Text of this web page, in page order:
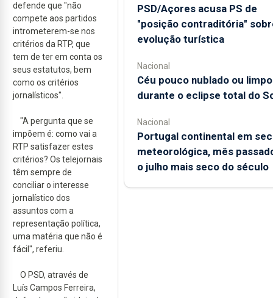
defende que "não
compete aos partidos
intrometerem-se nos
critérios da RTP, que
tem de ter em conta os
seus estatutos, bem
como os critérios
jornalísticos".
"A pergunta que se
impõem é: como vai a
RTP satisfazer estes
critérios? Os telejornais
têm sempre de
conciliar o interesse
jornalístico dos
assuntos com a
representação política,
uma matéria que não é
fácil", referiu.
O PSD, através de
Luís Campos Ferreira,
PSD/Açores acusa PS de
"posição contraditória"
evolução turística
Nacional
Céu pouco nublado ou limpo
durante o eclipse total do
Nacional
Portugal continental em
meteorológica, mês
o julho mais seco do século